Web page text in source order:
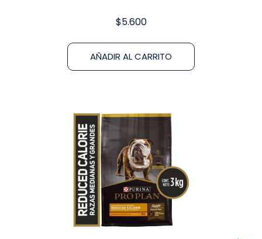
$5.600
AÑADIR AL CARRITO